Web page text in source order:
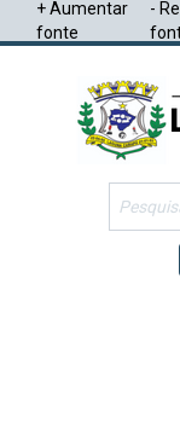
+ Aumentar
fonte
-